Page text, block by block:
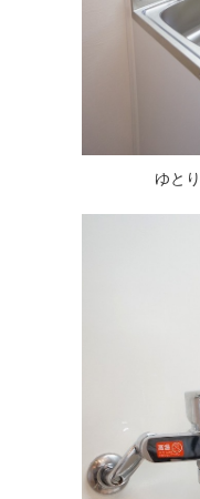
ゆと